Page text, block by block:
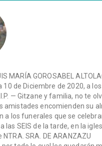
MARÍA GOROSABEL
10 de Diciembre de 2020, a
— Gitzane y familia, no te
amistades encomienden su
a los funerales que se
a las SEIS de la tarde, en la
SRA. DE ARANZAZU